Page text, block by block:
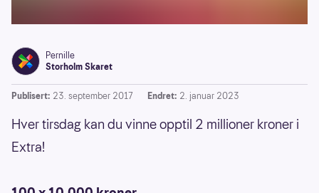
Pernille
Storholm Skaret
Publisert: 23. september 2017 Endret: 2. januar 2023
Hver tirsdag kan du vinne opptil 2 millioner kroner i
Extra!